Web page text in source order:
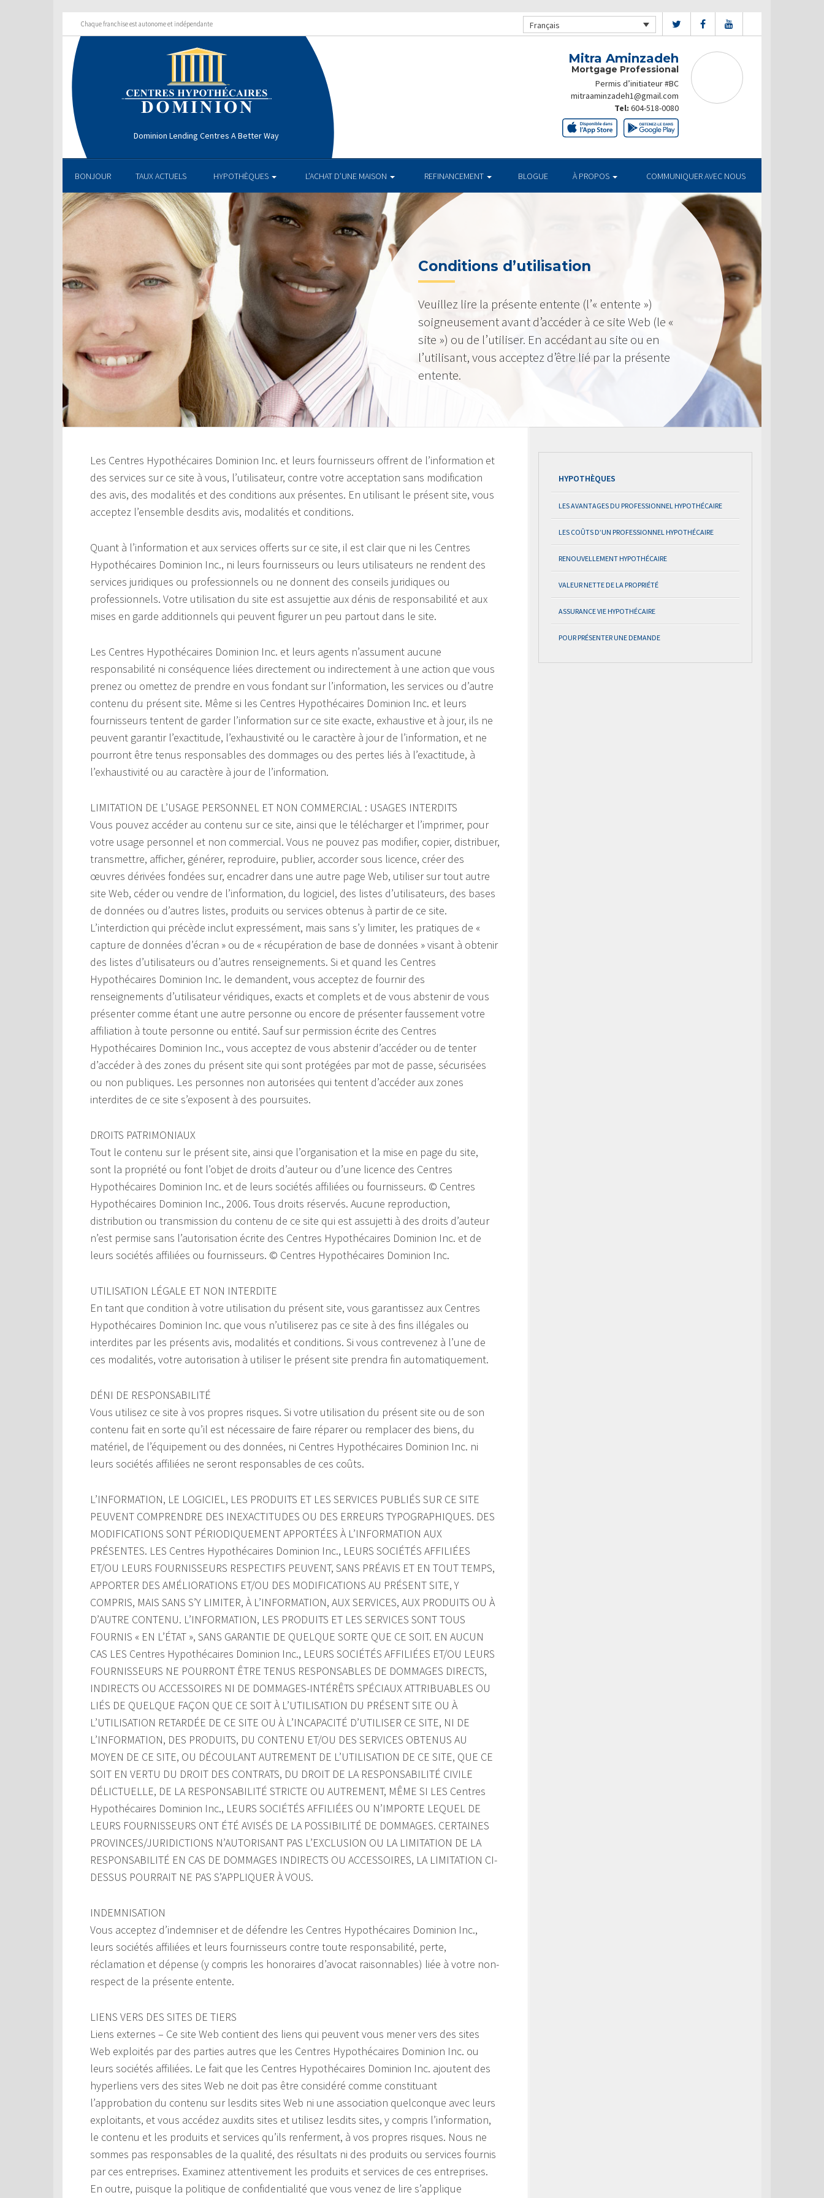
Chaque franchise est autonome et indépendante Français
Dominion Lending Centres A Better Way
Mitra Aminzadeh
Mortgage Professional
Permis d’initiateur #BC
mitraaminzadeh1@gmail.com
Tel: 604-518-0080
BONJOUR TAUX ACTUELS HYPOTHÈQUES L’ACHAT D’UNE MAISON REFINANCEMENT BLOGUE À PROPOS COMMUNIQUER AVEC NOUS
Conditions d’utilisation
Veuillez lire la présente entente (l’« entente »)
soigneusement avant d’accéder à ce site Web (le «
site ») ou de l’utiliser. En accédant au site ou en
l’utilisant, vous acceptez d’être lié par la présente
entente.
Les Centres Hypothécaires Dominion Inc. et leurs fournisseurs offrent de l’information et
des services sur ce site à vous, l’utilisateur, contre votre acceptation sans modification
des avis, des modalités et des conditions aux présentes. En utilisant le présent site, vous
acceptez l’ensemble desdits avis, modalités et conditions.
Quant à l’information et aux services offerts sur ce site, il est clair que ni les Centres
Hypothécaires Dominion Inc., ni leurs fournisseurs ou leurs utilisateurs ne rendent des
services juridiques ou professionnels ou ne donnent des conseils juridiques ou
professionnels. Votre utilisation du site est assujettie aux dénis de responsabilité et aux
mises en garde additionnels qui peuvent figurer un peu partout dans le site.
Les Centres Hypothécaires Dominion Inc. et leurs agents n’assument aucune
responsabilité ni conséquence liées directement ou indirectement à une action que vous
prenez ou omettez de prendre en vous fondant sur l’information, les services ou d’autre
contenu du présent site. Même si les Centres Hypothécaires Dominion Inc. et leurs
fournisseurs tentent de garder l’information sur ce site exacte, exhaustive et à jour, ils ne
peuvent garantir l’exactitude, l’exhaustivité ou le caractère à jour de l’information, et ne
pourront être tenus responsables des dommages ou des pertes liés à l’exactitude, à
l’exhaustivité ou au caractère à jour de l’information.
LIMITATION DE L’USAGE PERSONNEL ET NON COMMERCIAL : USAGES INTERDITS
Vous pouvez accéder au contenu sur ce site, ainsi que le télécharger et l’imprimer, pour
votre usage personnel et non commercial. Vous ne pouvez pas modifier, copier, distribuer,
transmettre, afficher, générer, reproduire, publier, accorder sous licence, créer des
œuvres dérivées fondées sur, encadrer dans une autre page Web, utiliser sur tout autre
site Web, céder ou vendre de l’information, du logiciel, des listes d’utilisateurs, des bases
de données ou d’autres listes, produits ou services obtenus à partir de ce site.
L’interdiction qui précède inclut expressément, mais sans s’y limiter, les pratiques de «
capture de données d’écran » ou de « récupération de base de données » visant à obtenir
des listes d’utilisateurs ou d’autres renseignements. Si et quand les Centres
Hypothécaires Dominion Inc. le demandent, vous acceptez de fournir des
renseignements d’utilisateur véridiques, exacts et complets et de vous abstenir de vous
présenter comme étant une autre personne ou encore de présenter faussement votre
affiliation à toute personne ou entité. Sauf sur permission écrite des Centres
Hypothécaires Dominion Inc., vous acceptez de vous abstenir d’accéder ou de tenter
d’accéder à des zones du présent site qui sont protégées par mot de passe, sécurisées
ou non publiques. Les personnes non autorisées qui tentent d’accéder aux zones
interdites de ce site s’exposent à des poursuites.
DROITS PATRIMONIAUX
Tout le contenu sur le présent site, ainsi que l’organisation et la mise en page du site,
sont la propriété ou font l’objet de droits d’auteur ou d’une licence des Centres
Hypothécaires Dominion Inc. et de leurs sociétés affiliées ou fournisseurs. © Centres
Hypothécaires Dominion Inc., 2006. Tous droits réservés. Aucune reproduction,
distribution ou transmission du contenu de ce site qui est assujetti à des droits d’auteur
n’est permise sans l’autorisation écrite des Centres Hypothécaires Dominion Inc. et de
leurs sociétés affiliées ou fournisseurs. © Centres Hypothécaires Dominion Inc.
UTILISATION LÉGALE ET NON INTERDITE
En tant que condition à votre utilisation du présent site, vous garantissez aux Centres
Hypothécaires Dominion Inc. que vous n’utiliserez pas ce site à des fins illégales ou
interdites par les présents avis, modalités et conditions. Si vous contrevenez à l’une de
ces modalités, votre autorisation à utiliser le présent site prendra fin automatiquement.
DÉNI DE RESPONSABILITÉ
Vous utilisez ce site à vos propres risques. Si votre utilisation du présent site ou de son
contenu fait en sorte qu’il est nécessaire de faire réparer ou remplacer des biens, du
matériel, de l’équipement ou des données, ni Centres Hypothécaires Dominion Inc. ni
leurs sociétés affiliées ne seront responsables de ces coûts.
L’INFORMATION, LE LOGICIEL, LES PRODUITS ET LES SERVICES PUBLIÉS SUR CE SITE
PEUVENT COMPRENDRE DES INEXACTITUDES OU DES ERREURS TYPOGRAPHIQUES. DES
MODIFICATIONS SONT PÉRIODIQUEMENT APPORTÉES À L’INFORMATION AUX
PRÉSENTES. LES Centres Hypothécaires Dominion Inc., LEURS SOCIÉTÉS AFFILIÉES
ET/OU LEURS FOURNISSEURS RESPECTIFS PEUVENT, SANS PRÉAVIS ET EN TOUT TEMPS,
APPORTER DES AMÉLIORATIONS ET/OU DES MODIFICATIONS AU PRÉSENT SITE, Y
COMPRIS, MAIS SANS S’Y LIMITER, À L’INFORMATION, AUX SERVICES, AUX PRODUITS OU À
D’AUTRE CONTENU. L’INFORMATION, LES PRODUITS ET LES SERVICES SONT TOUS
FOURNIS « EN L’ÉTAT », SANS GARANTIE DE QUELQUE SORTE QUE CE SOIT. EN AUCUN
CAS LES Centres Hypothécaires Dominion Inc., LEURS SOCIÉTÉS AFFILIÉES ET/OU LEURS
FOURNISSEURS NE POURRONT ÊTRE TENUS RESPONSABLES DE DOMMAGES DIRECTS,
INDIRECTS OU ACCESSOIRES NI DE DOMMAGES-INTÉRÊTS SPÉCIAUX ATTRIBUABLES OU
LIÉS DE QUELQUE FAÇON QUE CE SOIT À L’UTILISATION DU PRÉSENT SITE OU À
L’UTILISATION RETARDÉE DE CE SITE OU À L’INCAPACITÉ D’UTILISER CE SITE, NI DE
L’INFORMATION, DES PRODUITS, DU CONTENU ET/OU DES SERVICES OBTENUS AU
MOYEN DE CE SITE, OU DÉCOULANT AUTREMENT DE L’UTILISATION DE CE SITE, QUE CE
SOIT EN VERTU DU DROIT DES CONTRATS, DU DROIT DE LA RESPONSABILITÉ CIVILE
DÉLICTUELLE, DE LA RESPONSABILITÉ STRICTE OU AUTREMENT, MÊME SI LES Centres
Hypothécaires Dominion Inc., LEURS SOCIÉTÉS AFFILIÉES OU N’IMPORTE LEQUEL DE
LEURS FOURNISSEURS ONT ÉTÉ AVISÉS DE LA POSSIBILITÉ DE DOMMAGES. CERTAINES
PROVINCES/JURIDICTIONS N’AUTORISANT PAS L’EXCLUSION OU LA LIMITATION DE LA
RESPONSABILITÉ EN CAS DE DOMMAGES INDIRECTS OU ACCESSOIRES, LA LIMITATION CI-
DESSUS POURRAIT NE PAS S’APPLIQUER À VOUS.
INDEMNISATION
Vous acceptez d’indemniser et de défendre les Centres Hypothécaires Dominion Inc.,
leurs sociétés affiliées et leurs fournisseurs contre toute responsabilité, perte,
réclamation et dépense (y compris les honoraires d’avocat raisonnables) liée à votre non-
respect de la présente entente.
LIENS VERS DES SITES DE TIERS
Liens externes – Ce site Web contient des liens qui peuvent vous mener vers des sites
Web exploités par des parties autres que les Centres Hypothécaires Dominion Inc. ou
leurs sociétés affiliées. Le fait que les Centres Hypothécaires Dominion Inc. ajoutent des
hyperliens vers des sites Web ne doit pas être considéré comme constituant
l’approbation du contenu sur lesdits sites Web ni une association quelconque avec leurs
exploitants, et vous accédez auxdits sites et utilisez lesdits sites, y compris l’information,
le contenu et les produits et services qu’ils renferment, à vos propres risques. Nous ne
sommes pas responsables de la qualité, des résultats ni des produits ou services fournis
par ces entreprises. Examinez attentivement les produits et services de ces entreprises.
En outre, puisque la politique de confidentialité que vous venez de lire s’applique
HYPOTHÈQUES
LES AVANTAGES DU PROFESSIONNEL HYPOTHÉCAIRE
LES COÛTS D’UN PROFESSIONNEL HYPOTHÉCAIRE
RENOUVELLEMENT HYPOTHÉCAIRE
VALEUR NETTE DE LA PROPRIÉTÉ
ASSURANCE VIE HYPOTHÉCAIRE
POUR PRÉSENTER UNE DEMANDE